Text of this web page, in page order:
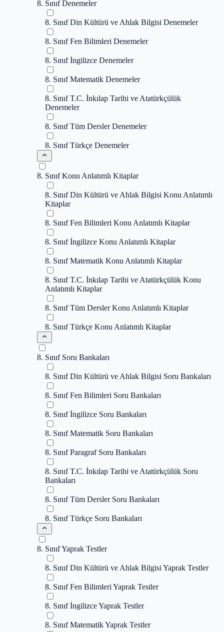
8. Sınıf Denemeler
8. Sınıf Din Kültürü ve Ahlak Bilgisi Denemeler
8. Sınıf Fen Bilimleri Denemeler
8. Sınıf İngilizce Denemeler
8. Sınıf Matematik Denemeler
8. Sınıf T.C. İnkılap Tarihi ve Atatürkçülük
Denemeler
8. Sınıf Tüm Dersler Denemeler
8. Sınıf Türkçe Denemeler
8. Sınıf Konu Anlatımlı Kitaplar
8. Sınıf Din Kültürü ve Ahlak Bilgisi Konu Anlatımlı
Kitaplar
8. Sınıf Fen Bilimleri Konu Anlatımlı Kitaplar
8. Sınıf İngilizce Konu Anlatımlı Kitaplar
8. Sınıf Matematik Konu Anlatımlı Kitaplar
8. Sınıf T.C. İnkılap Tarihi ve Atatürkçülük Konu
Anlatımlı Kitaplar
8. Sınıf Tüm Dersler Konu Anlatımlı Kitaplar
8. Sınıf Türkçe Konu Anlatımlı Kitaplar
8. Sınıf Soru Bankaları
8. Sınıf Din Kültürü ve Ahlak Bilgisi Soru Bankaları
8. Sınıf Fen Bilimleri Soru Bankaları
8. Sınıf İngilizce Soru Bankaları
8. Sınıf Matematik Soru Bankaları
8. Sınıf Paragraf Soru Bankaları
8. Sınıf T.C. İnkılap Tarihi ve Atatürkçülük Soru
Bankaları
8. Sınıf Tüm Dersler Soru Bankaları
8. Sınıf Türkçe Soru Bankaları
8. Sınıf Yaprak Testler
8. Sınıf Din Kültürü ve Ahlak Bilgisi Yaprak Testler
8. Sınıf Fen Bilimleri Yaprak Testler
8. Sınıf İngilizce Yaprak Testler
8. Sınıf Matematik Yaprak Testler